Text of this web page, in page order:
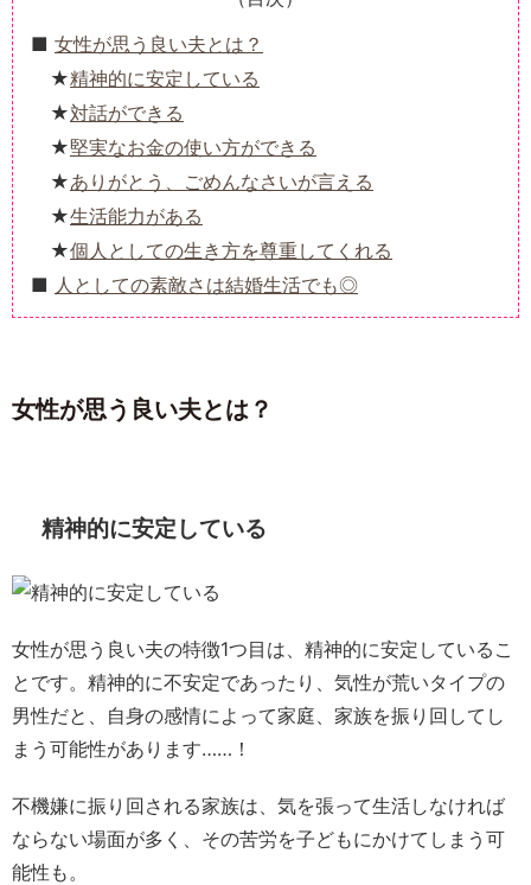
女性が思う良い夫とは？
精神的に安定している
対話ができる
堅実なお金の使い方ができる
ありがとう、ごめんなさいが言える
生活能力がある
個人としての生き方を尊重してくれる
人としての素敵さは結婚生活でも◎
女性が思う良い夫とは？
精神的に安定している
女性が思う良い夫の特徴1つ目は、精神的に安定しているこ
とです。精神的に不安定であったり、気性が荒いタイプの
男性だと、自身の感情によって家庭、家族を振り回してし
まう可能性があります……！
不機嫌に振り回される家族は、気を張って生活しなければ
ならない場面が多く、その苦労を子どもにかけてしまう可
能性も。